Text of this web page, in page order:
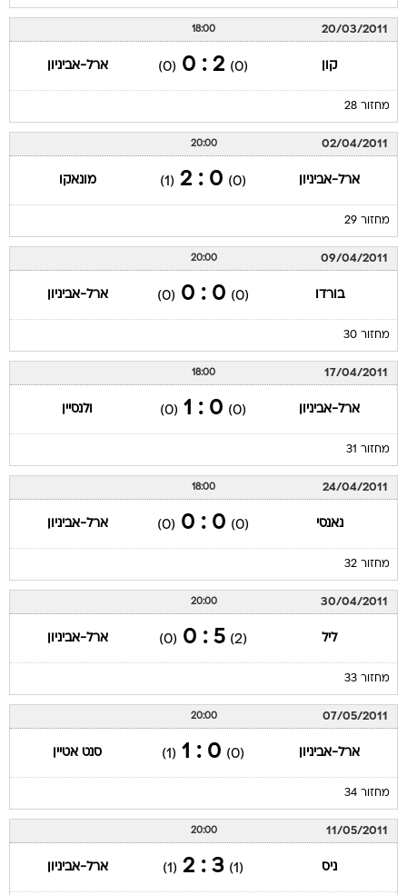
20/03/2011
18:00
קון (0)
2 : 0
(0) ארל-אביניון
מחזור 28
02/04/2011
20:00
ארל-אביניון (0)
0 : 2
(1) מונאקו
מחזור 29
09/04/2011
20:00
בורדו (0)
0 : 0
(0) ארל-אביניון
מחזור 30
17/04/2011
18:00
ארל-אביניון (0)
0 : 1
(0) ולנסיין
מחזור 31
24/04/2011
18:00
נאנסי (0)
0 : 0
(0) ארל-אביניון
מחזור 32
30/04/2011
20:00
ליל (2)
5 : 0
(0) ארל-אביניון
מחזור 33
07/05/2011
20:00
ארל-אביניון (0)
0 : 1
(1) סנט אטיין
מחזור 34
11/05/2011
20:00
ניס (1)
3 : 2
(1) ארל-אביניון